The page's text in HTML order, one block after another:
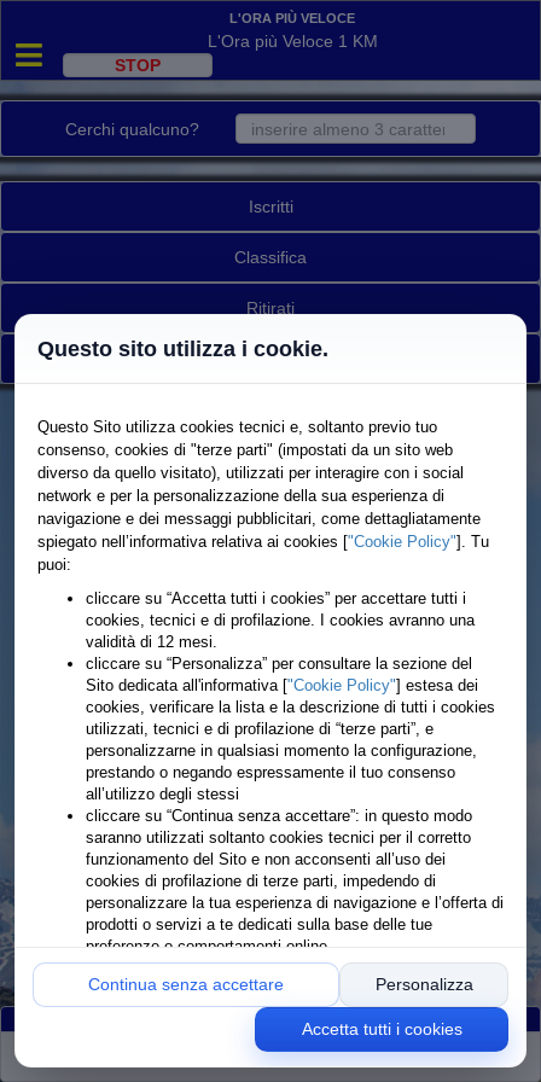
L'Ora più Veloce
L'Ora più Veloce 1 KM
Cerchi qualcuno?
Iscritti
Classifica
Ritirati
Torna a elenco gare
Classificati:100
Questo sito utilizza i cookie.
Questo Sito utilizza cookies tecnici e, soltanto previo tuo
consenso, cookies di "terze parti" (impostati da un sito web
diverso da quello visitato), utilizzati per interagire con i social
network e per la personalizzazione della sua esperienza di
navigazione e dei messaggi pubblicitari, come dettagliatamente
spiegato nell’informativa relativa ai cookies ["Cookie Policy"]. Tu
puoi:
cliccare su “Accetta tutti i cookies” per accettare tutti i
cookies, tecnici e di profilazione. I cookies avranno una
validità di 12 mesi.
cliccare su “Personalizza” per consultare la sezione del
Sito dedicata all'informativa ["Cookie Policy"] estesa dei
cookies, verificare la lista e la descrizione di tutti i cookies
utilizzati, tecnici e di profilazione di “terze parti”, e
personalizzarne in qualsiasi momento la configurazione,
prestando o negando espressamente il tuo consenso
all’utilizzo degli stessi
cliccare su “Continua senza accettare”: in questo modo
saranno utilizzati soltanto cookies tecnici per il corretto
funzionamento del Sito e non acconsenti all’uso dei
cookies di profilazione di terze parti, impedendo di
personalizzare la tua esperienza di navigazione e l’offerta di
prodotti o servizi a te dedicati sulla base delle tue
preferenze o comportamenti online
Continua senza accettare Personalizza
Accetta tutti i cookies